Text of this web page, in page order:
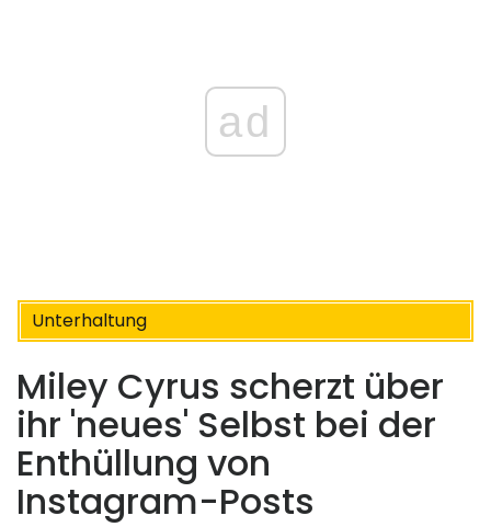
ad
Unterhaltung
Miley Cyrus scherzt über
ihr 'neues' Selbst bei der
Enthüllung von
Instagram-Posts